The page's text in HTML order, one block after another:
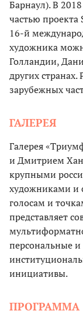
Барнаул). В
частью проекта
16-й
художника
Голландии,
других странах.
зарубежных
ГАЛЕРЕЯ
Галерея
и Дмитрием
крупными
художниками и
голосам и
представляет
персональные
инициативы.
ПРОГРАММА